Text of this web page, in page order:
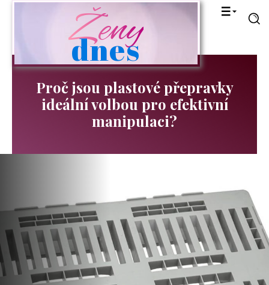
Ženy
dnes
Proč jsou plastové přepravky
ideální volbou pro efektivní
manipulaci?